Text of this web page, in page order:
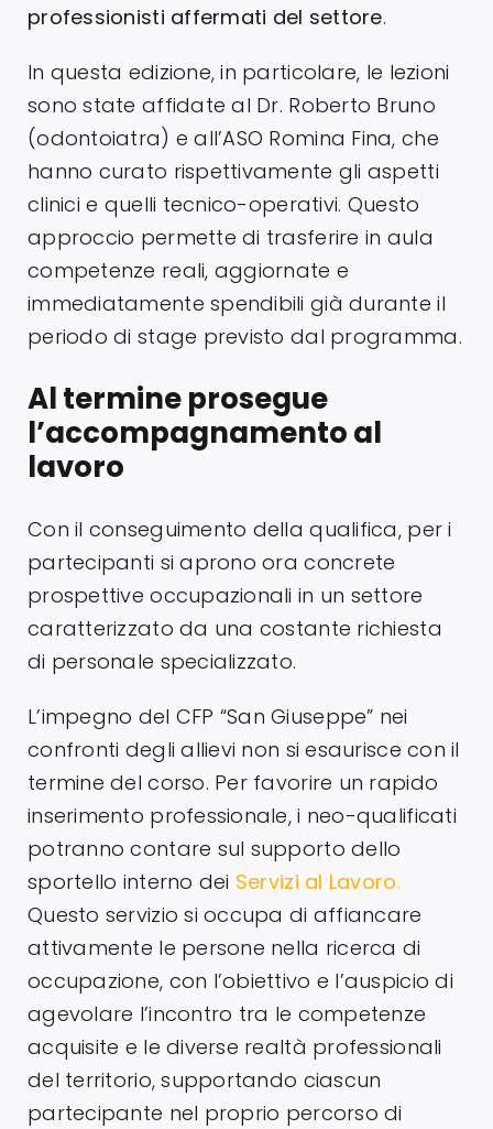
professionisti affermati del settore.
In questa edizione, in particolare, le lezioni
sono state affidate al Dr. Roberto Bruno
(odontoiatra) e all’ASO Romina Fina, che
hanno curato rispettivamente gli aspetti
clinici e quelli tecnico-operativi. Questo
approccio permette di trasferire in aula
competenze reali, aggiornate e
immediatamente spendibili già durante il
periodo di stage previsto dal programma.
Al termine prosegue
l’accompagnamento al
lavoro
Con il conseguimento della qualifica, per i
partecipanti si aprono ora concrete
prospettive occupazionali in un settore
caratterizzato da una costante richiesta
di personale specializzato.
L’impegno del CFP “San Giuseppe” nei
confronti degli allievi non si esaurisce con il
termine del corso. Per favorire un rapido
inserimento professionale, i neo-qualificati
potranno contare sul supporto dello
sportello interno dei Servizi al Lavoro.
Questo servizio si occupa di affiancare
attivamente le persone nella ricerca di
occupazione, con l’obiettivo e l’auspicio di
agevolare l’incontro tra le competenze
acquisite e le diverse realtà professionali
del territorio, supportando ciascun
partecipante nel proprio percorso di